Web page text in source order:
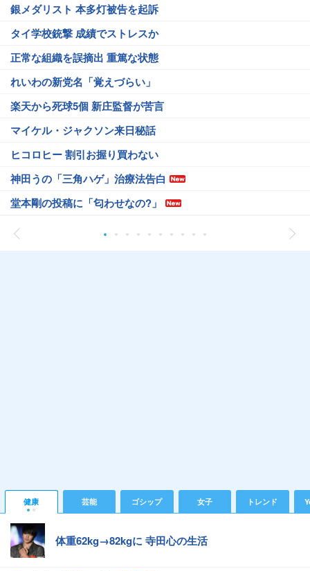
銀メダリスト 本多灯被告を起訴
タイ学校銃撃 成績でストレスか
正常な組織を誤摘出 重篤な状態
れいわの新党名「覚えづらい」
楽天から死球5個 新庄監督が苦言
マイケル・ジャクソン来日秘話
ヒコロヒー 割引お握り買わない
神田うの「三角ハゲ」治療法告白
堂本剛の投稿に「匂わせなの?」
健康 芸能 ゴシップ 女子 トレンド
体重62kg→82kgに 寺田心の生活